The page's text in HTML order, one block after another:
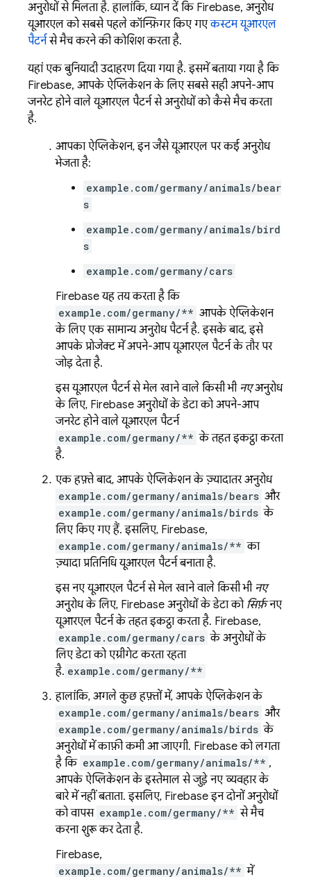
अनुरोधों से मिलता है. हालांकि, ध्यान दें कि Firebase, अनुरोध
यूआरएल को सबसे पहले कॉन्फ़िगर किए गएकस्टम यूआरएल
पैटर्नसे मैच करने की कोशिश करता है.
यहां एक बुनियादी उदाहरण दिया गया है. इसमें बताया गया है कि
Firebase, आपके ऐप्लिकेशन के लिए सबसे सही अपने-आप
जनरेट होने वाले यूआरएल पैटर्न से अनुरोधों को कैसे मैच करता
है.
आपका ऐप्लिकेशन, इन जैसे यूआरएल पर कई अनुरोध
भेजता है:
example.com/germany/animals/bear
s
example.com/germany/animals/bird
s
example.com/germany/cars
Firebase यह तय करता है कि
example.com/germany/** आपके ऐप्लिकेशन
के लिए एक सामान्य अनुरोध पैटर्न है. इसके बाद, इसे
आपके प्रोजेक्ट में अपने-आप यूआरएल पैटर्न के तौर पर
जोड़ देता है.
इस यूआरएल पैटर्न से मेल खाने वाले किसी भी नएअनुरोध
के लिए, Firebase अनुरोधों के डेटा को अपने-आप
जनरेट होने वाले यूआरएल पैटर्न
example.com/germany/** के तहत इकट्ठा करता
है.
एक हफ़्ते बाद, आपके ऐप्लिकेशन के ज़्यादातर अनुरोध
example.com/germany/animals/bears और
example.com/germany/animals/birds के
लिए किए गए हैं. इसलिए, Firebase,
example.com/germany/animals/** का
ज़्यादा प्रतिनिधि यूआरएल पैटर्न बनाता है.
इस नए यूआरएल पैटर्न से मेल खाने वाले किसी भी नए
अनुरोध के लिए, Firebase अनुरोधों के डेटा को सिर्फ़नए
यूआरएल पैटर्न के तहत इकट्ठा करता है. Firebase,
example.com/germany/cars के अनुरोधों के
लिए डेटा को एग्रीगेट करता रहता
है. example.com/germany/**
हालांकि, अगले कुछ हफ़्तों में, आपके ऐप्लिकेशन के
example.com/germany/animals/bears और
example.com/germany/animals/birds के
अनुरोधों में काफ़ी कमी आ जाएगी. Firebase को लगता
है कि example.com/germany/animals/** ,
आपके ऐप्लिकेशन के इस्तेमाल से जुड़े नए व्यवहार के
बारे में नहीं बताता. इसलिए, Firebase इन दोनों अनुरोधों
को वापस example.com/germany/** से मैच
करना शुरू कर देता है.
Firebase,
example.com/germany/animals/** में